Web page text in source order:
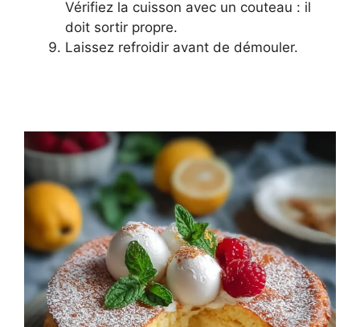
Vérifiez la cuisson avec un couteau : il
doit sortir propre.
Laissez refroidir avant de démouler.